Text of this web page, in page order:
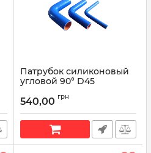
Патрубок силиконовый
угловой 90° D45
Артикул: 90° D45 L200*200
540,00 грн